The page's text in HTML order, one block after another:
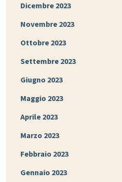
Dicembre 2023
Novembre 2023
Ottobre 2023
Settembre 2023
Giugno 2023
Maggio 2023
Aprile 2023
Marzo 2023
Febbraio 2023
Gennaio 2023